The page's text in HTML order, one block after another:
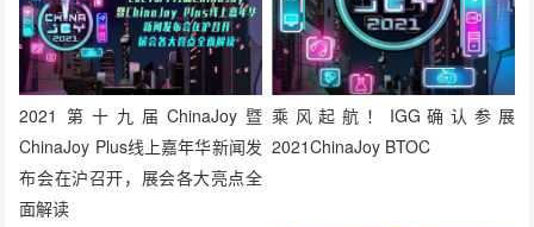
2021第十九届ChinaJoy暨
ChinaJoy Plus线上嘉年华新闻发
布会在沪召开，展会各大亮点全
面解读
乘风起航！IGG确认参展
2021ChinaJoy BTOC